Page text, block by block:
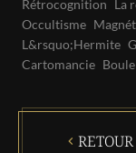
Rétrocognition La
Occultisme
L&rsquo;Hermite
Cartomancie
RETOUR